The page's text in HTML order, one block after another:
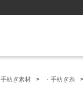
手紡ぎ素材 ・手紡ぎ糸